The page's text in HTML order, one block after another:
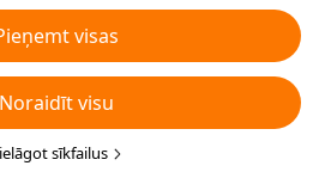
arī noraidīt visus nebūtiskos
veida sīkfailus vēlaties pieņemt vai
sīkfailus" zemāk vai jebkurā
Sīkākai informācijai skatiet mūsu
politiku.
visas
Noraidīt visu
sīkfailus